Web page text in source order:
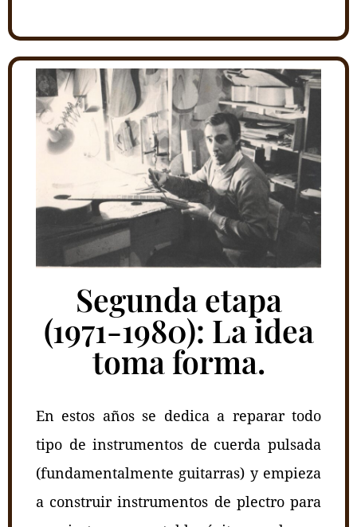
Segunda etapa
(1971-1980): La idea
toma forma.
En estos años se dedica a reparar todo
tipo de instrumentos de cuerda pulsada
(fundamentalmente guitarras) y empieza
a construir instrumentos de plectro para